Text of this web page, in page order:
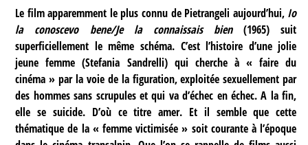
Le film apparemment le plus connu de Pietrangeli aujourd’hui, Io
la conoscevo bene/Je la connaissais bien(1965) suit
superficiellement le même schéma. C’est l’histoire d’une jolie
jeune femme (Stefania Sandrelli) qui cherche à « faire du
cinéma » par la voie de la figuration, exploitée sexuellement par
des hommes sans scrupules et qui va d’échec en échec. A la fin,
elle se suicide. D’où ce titre amer. Et il semble que cette
thématique de la « femme victimisée » soit courante à l’époque